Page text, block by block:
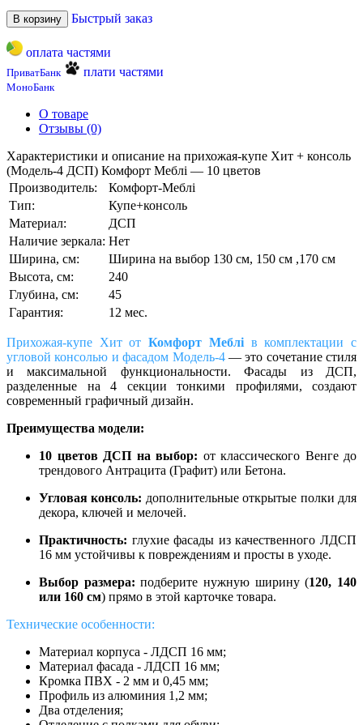
В корзину Быстрый заказ
оплата частями
ПриватБанк плати частями
МоноБанк
О товаре
Отзывы (0)
Характеристики и описание на прихожая-купе Хит + консоль
(Модель-4 ДСП) Комфорт Меблі — 10 цветов
Производитель:
Комфорт-Меблі
Тип:
Купе+консоль
Материал:
ДСП
Наличие зеркала: Нет
Ширина, см:
Ширина на выбор 130 см, 150 см ,170 см
Высота, см:
240
Глубина, см:
45
Гарантия:
12 мес.
Прихожая-купе Хит отКомфорт Меблів комплектации с
угловой консолью и фасадом Модель-4— это сочетание стиля
и максимальной функциональности. Фасады из ДСП,
разделенные на 4 секции тонкими профилями, создают
современный графичный дизайн.
Преимущества модели:
10 цветов ДСП на выбор: от классического Венге до
трендового Антрацита (Графит) или Бетона.
Угловая консоль: дополнительные открытые полки для
декора, ключей и мелочей.
Практичность: глухие фасады из качественного ЛДСП
16 мм устойчивы к повреждениям и просты в уходе.
Выбор размера: подберите нужную ширину (120, 140
или 160 см) прямо в этой карточке товара.
Технические особенности:
Материал корпуса - ЛДСП 16 мм;
Материал фасада - ЛДСП 16 мм;
Кромка ПВХ - 2 мм и 0,45 мм;
Профиль из алюминия 1,2 мм;
Два отделения;